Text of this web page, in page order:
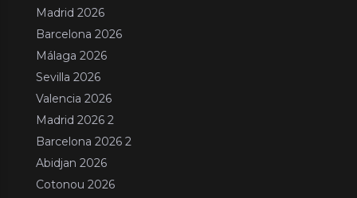
Madrid 2026
Barcelona 2026
Málaga 2026
Sevilla 2026
Valencia 2026
Madrid 2026 2
Barcelona 2026 2
Abidjan 2026
Cotonou 2026